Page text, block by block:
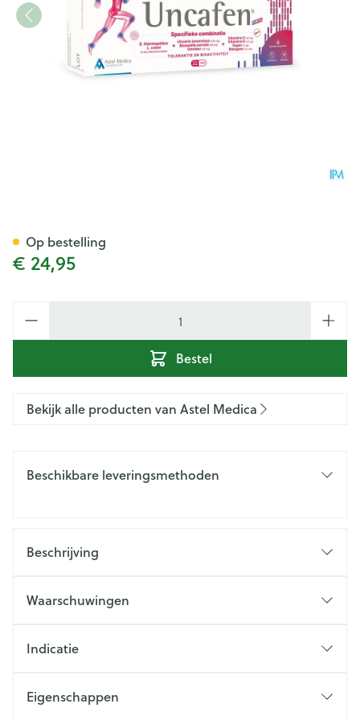
€ 24,95
Bestel
Op bestelling
Bekijk alle producten van Astel Medica
Beschikbare leveringsmethoden
Beschrijving
Waarschuwingen
Indicatie
Eigenschappen